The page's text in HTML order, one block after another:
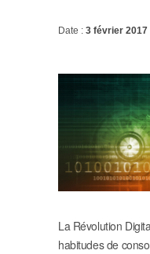
Date : 3 février 2017
La Révolution
habitudes de